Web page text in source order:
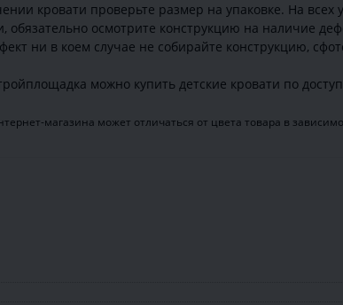
кровати проверьте размер на упаковке. На
обязательно осмотрите конструкцию на наличие
ни в коем случае не собирайте конструкцию,
можно купить детские кровати по
магазина может отличаться от цвета товара в